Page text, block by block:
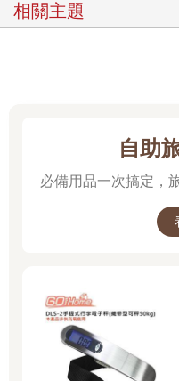
便出版了關於台灣鐵道文化
氣象，如今已經是博士班學
人之尊的H君，會甘願待在
學？後來才知道H君在美國
車、拍火車，甚至還尋訪找
火車」故事的發生地點。那
女孩站在暴風雨摧毀的木橋
前一陣子在網路上與H君連
計的流線型火車，知道今年
早期美國火車公司的歷史，
歸國時，應該已經拿到氣象
相關主題
自助
必備用品一次搞定，